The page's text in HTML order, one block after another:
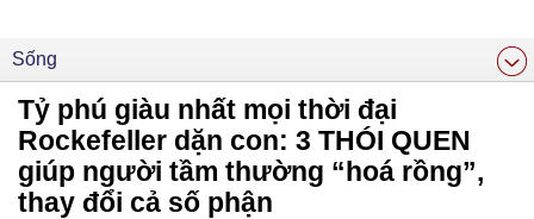
Sống
Tỷ phú giàu nhất mọi thời đại
Rockefeller dặn con: 3 THÓI QUEN
giúp người tầm thường “hoá rồng”,
thay đổi cả số phận